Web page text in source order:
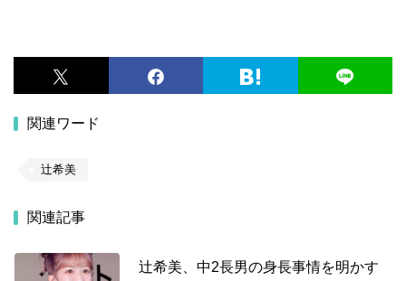
関連ワード
辻希美
関連記事
辻希美、中2長男の身長事情を明かす